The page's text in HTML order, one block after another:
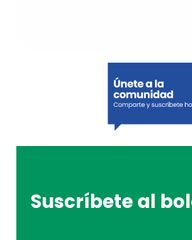
Suscríbete al